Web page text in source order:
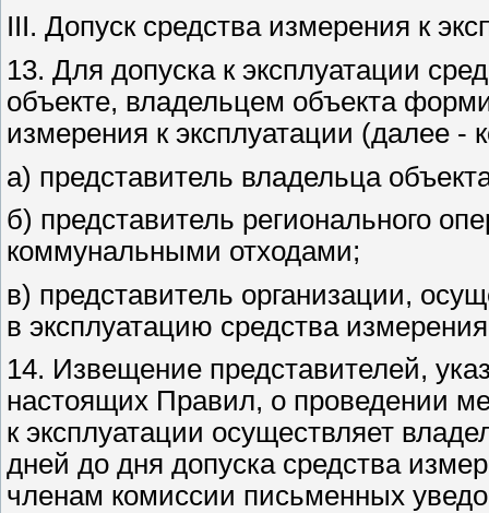
III. Допуск средства измерения к
13. Для допуска к эксплуатации
объекте, владельцем объекта
измерения к эксплуатации (далее
а) представитель владельца
б) представитель регионального
коммунальными отходами;
в) представитель организации,
в эксплуатацию средства
14. Извещение представителей,
настоящих Правил, о проведении
к эксплуатации осуществляет
дней до дня допуска средства
членам комиссии письменных